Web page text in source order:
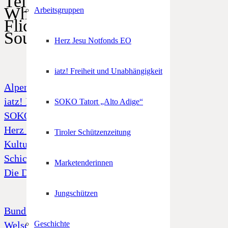
Arbeitsgruppen
Herz Jesu Notfonds EO
iatz! Freiheit und Unabhängigkeit
SOKO Tatort „Alto Adige“
Tiroler Schützenzeitung
Marketenderinnen
Jungschützen
Geschichte
WhatsApp
Flickr
SoundCloud
Alpenregionstreffen
iatz! Freiheit und Unabhängigkeit
SOKO Tatort „Alto Adige“
Herz Jesu Notfonds
Kulturfonds
Schicksal 39
Die Dornenkrone
Bund Tiroler Schützenkompanien
Welschtiroler Schützenbund